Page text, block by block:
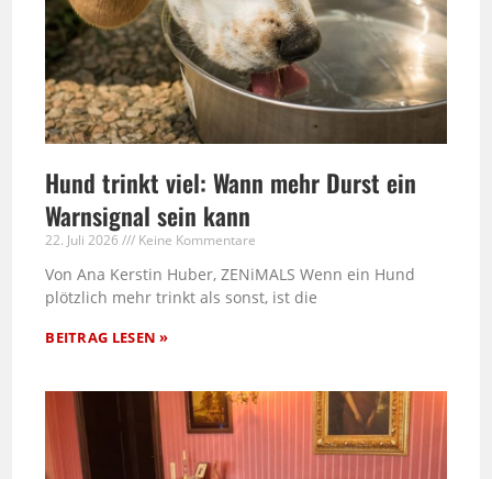
Hund trinkt viel: Wann mehr Durst ein
Warnsignal sein kann
22. Juli 2026 Keine Kommentare
Von Ana Kerstin Huber, ZENiMALS Wenn ein Hund
plötzlich mehr trinkt als sonst, ist die
BEITRAG LESEN »